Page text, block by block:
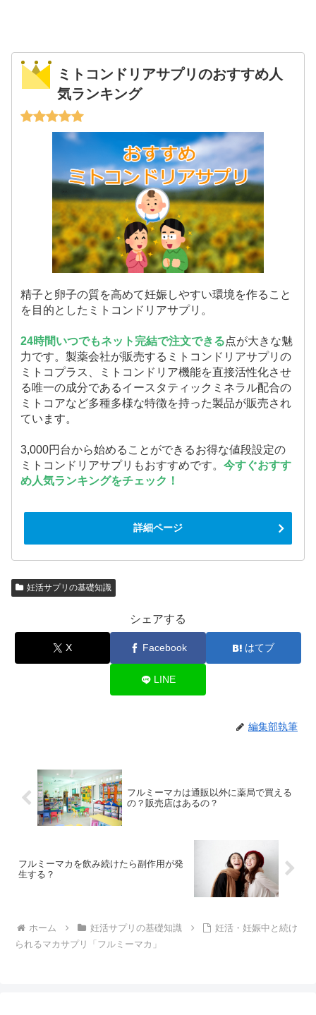
ミトコンドリアサプリのおすすめ人
気ランキング
精子と卵子の質を高めて妊娠しやすい環境を作ること
を目的としたミトコンドリアサプリ。
24時間いつでもネット完結で注文できる点が大きな魅
力です。製薬会社が販売するミトコンドリアサプリの
ミトコプラス、ミトコンドリア機能を直接活性化させ
る唯一の成分であるイースタティックミネラル配合の
ミトコアなど多種多様な特徴を持った製品が販売され
ています。
3,000円台から始めることができるお得な値段設定の
ミトコンドリアサプリもおすすめです。今すぐおすす
め人気ランキングをチェック！
詳細ページ
妊活サプリの基礎知識
シェアする
X Facebook はてブ
LINE
編集部執筆
フルミーマカは通販以外に薬局で買える
の？販売店はあるの？
フルミーマカを飲み続けたら副作用が発
生する？
ホーム 妊活サプリの基礎知識
妊活・妊娠中と続け
られるマカサプリ「フルミーマカ」